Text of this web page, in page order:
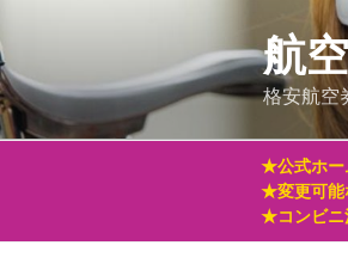
ン
テ
ン
ツ
ッ
航
格安航空
★公式ホー
★変更可能
★コンビニ